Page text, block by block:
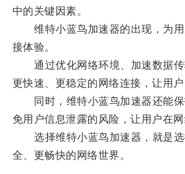
中的关键因素。
维特小蓝鸟加速器的出现，为用
接体验。
通过优化网络环境、加速数据传
更快速、更稳定的网络连接，让用户
同时，维特小蓝鸟加速器还能保
免用户信息泄露的风险，让用户在网
选择维特小蓝鸟加速器，就是选
全、更畅快的网络世界。